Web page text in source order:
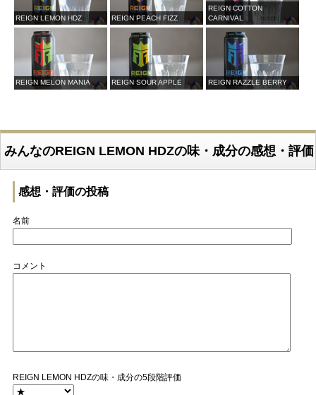
REIGN LEMON HDZ REIGN PEACH FIZZ
REIGN COTTON
CARNIVAL
REIGN MELON MANIA REIGN SOUR APPLE REIGN RAZZLE BERRY
みんなのREIGN LEMON HDZの味・成分の感想・評価
感想・評価の投稿
名前
コメント
REIGN LEMON HDZの味・成分の5段階評価